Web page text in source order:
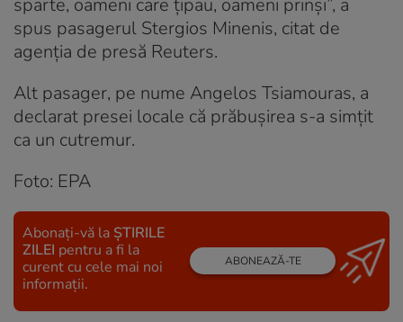
spus pasagerul Stergios Minenis, citat de
agenția de presă Reuters.
Alt pasager, pe nume Angelos Tsiamouras, a
declarat presei locale că prăbușirea s-a simțit
ca un cutremur.
Foto: EPA
Abonați-vă la ȘTIRILE
ZILEI pentru a fi la
curent cu cele mai noi
informații.
ABONEAZĂ-TE